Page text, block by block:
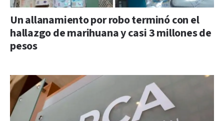
Un allanamiento por robo terminó con el
hallazgo de marihuana y casi 3 millones de
pesos